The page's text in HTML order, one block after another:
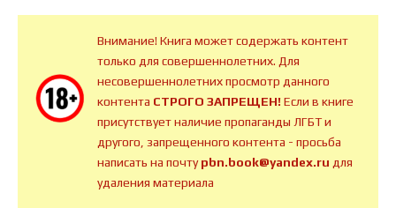
Внимание! Книга может содержать контент
только для совершеннолетних. Для
несовершеннолетних просмотр данного
контента СТРОГО ЗАПРЕЩЕН!Если в книге
присутствует наличие пропаганды ЛГБТ и
другого, запрещенного контента - просьба
написать на почтуpbn.book@yandex.ru для
удаления материала